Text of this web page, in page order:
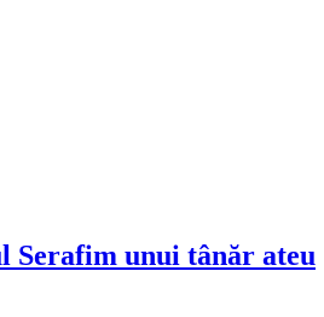
Serafim unui tânăr ateu